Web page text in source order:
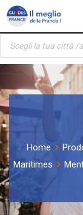
Pannello di
Skip
content
Ricerca
prodotti
Home
Maritimes